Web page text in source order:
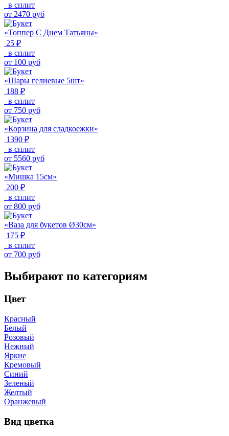
в сплит
от 2470 руб
«Топпер С Днем Татьяны»
25 ₽
в сплит
от 100 руб
«Шары гелиевые 5шт»
188 ₽
в сплит
от 750 руб
«Корзина для сладкоежки»
1390 ₽
в сплит
от 5560 руб
«Мишка 15см»
200 ₽
в сплит
от 800 руб
«Ваза для букетов Ø30см»
175 ₽
в сплит
от 700 руб
Выбирают по категориям
Цвет
Красный
Белый
Розовый
Нежный
Яркие
Кремовый
Синий
Зеленый
Желтый
Оранжевый
Вид цветка